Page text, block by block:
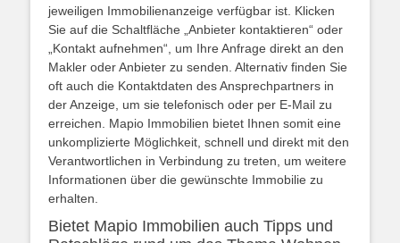
jeweiligen Immobilienanzeige verfügbar ist. Klicken
Sie auf die Schaltfläche „Anbieter kontaktieren“ oder
„Kontakt aufnehmen“, um Ihre Anfrage direkt an den
Makler oder Anbieter zu senden. Alternativ finden Sie
oft auch die Kontaktdaten des Ansprechpartners in
der Anzeige, um sie telefonisch oder per E-Mail zu
erreichen. Mapio Immobilien bietet Ihnen somit eine
unkomplizierte Möglichkeit, schnell und direkt mit den
Verantwortlichen in Verbindung zu treten, um weitere
Informationen über die gewünschte Immobilie zu
erhalten.
Bietet Mapio Immobilien auch Tipps und